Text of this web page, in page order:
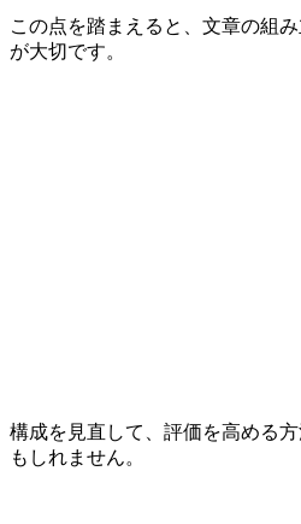
この点を踏まえると、文章の組
が大切です。
構成を見直して、評価を高める
もしれません。